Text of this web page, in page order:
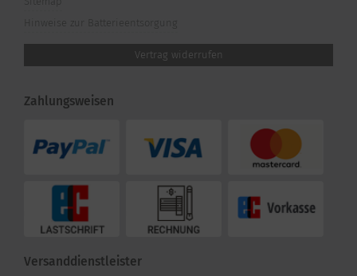
Hinweise zur Batterieentsorgung
Vertrag widerrufen
Zahlungsweisen
Versanddienstleister